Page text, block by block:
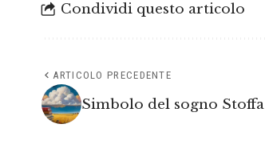
Condividi questo articolo
ARTICOLO PRECEDENTE
Simbolo del sogno Stoffa